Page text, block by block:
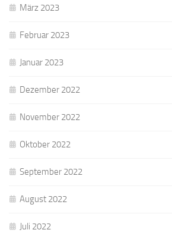
März 2023
Februar 2023
Januar 2023
Dezember 2022
November 2022
Oktober 2022
September 2022
August 2022
Juli 2022